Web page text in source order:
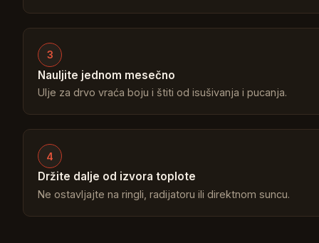
3
Nauljite jednom mesečno
Ulje za drvo vraća boju i štiti od isušivanja i pucanja.
4
Držite dalje od izvora toplote
Ne ostavljajte na ringli, radijatoru ili direktnom suncu.